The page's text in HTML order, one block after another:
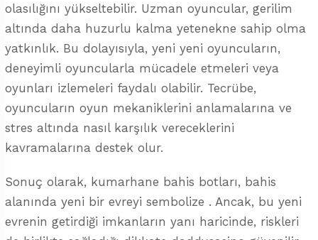
olasılığını yükseltebilir. Uzman oyuncular, gerilim
altında daha huzurlu kalma yetenekne sahip olma
yatkınlık. Bu dolayısıyla, yeni yeni oyuncuların,
deneyimli oyuncularla mücadele etmeleri veya
oyunları izlemeleri faydalı olabilir. Tecrübe,
oyuncuların oyun mekaniklerini anlamalarına ve
stres altında nasıl karşılık vereceklerini
kavramalarına destek olur.
Sonuç olarak, kumarhane bahis botları, bahis
alanında yeni bir evreyi sembolize . Ancak, bu yeni
evrenin getirdiği imkanların yanı haricinde, riskleri